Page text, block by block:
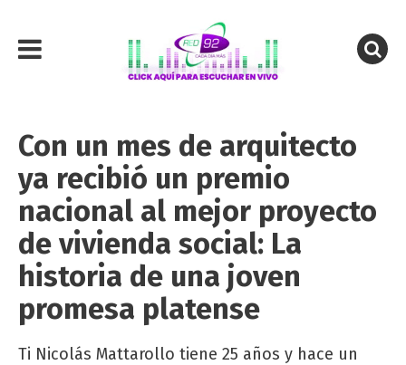
Con un mes de arquitecto
ya recibió un premio
nacional al mejor proyecto
de vivienda social: La
historia de una joven
promesa platense
Ti Nicolás Mattarollo tiene 25 años y hace un